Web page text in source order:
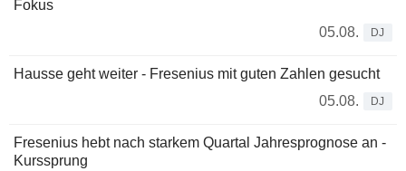
Fokus
05.08.
DJ
Hausse geht weiter - Fresenius mit guten Zahlen gesucht
05.08.
DJ
Fresenius hebt nach starkem Quartal Jahresprognose an -
Kurssprung